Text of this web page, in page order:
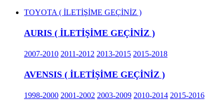
TOYOTA ( İLETİŞİME GEÇİNİZ )
AURIS ( İLETİŞİME GEÇİNİZ )
2007-2010 2011-2012 2013-2015 2015-2018
AVENSIS ( İLETİŞİME GEÇİNİZ )
1998-2000 2001-2002 2003-2009 2010-2014 2015-2016